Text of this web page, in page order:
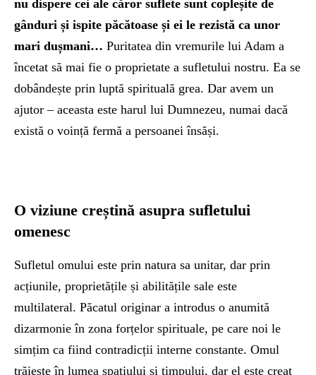
nu dispere cei ale căror suflete sunt copleșite de
gânduri și ispite păcătoase și ei le rezistă ca unor
mari dușmani… Puritatea din vremurile lui Adam a
încetat să mai fie o proprietate a sufletului nostru. Ea se
dobândește prin luptă spirituală grea. Dar avem un
ajutor – aceasta este harul lui Dumnezeu, numai dacă
există o voință fermă a persoanei însăși.
O viziune creștină asupra sufletului
omenesc
Sufletul omului este prin natura sa unitar, dar prin
acțiunile, proprietățile și abilitățile sale este
multilateral. Păcatul originar a introdus o anumită
dizarmonie în zona forțelor spirituale, pe care noi le
simțim ca fiind contradicții interne constante. Omul
trăiește în lumea spațiului și timpului, dar el este creat